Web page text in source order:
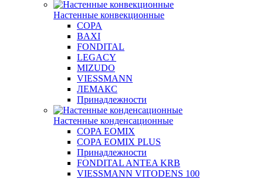
Настенные конвекционные
COPA
BAXI
FONDITAL
LEGACY
MIZUDO
VIESSMANN
ЛЕМАКС
Принадлежности
Настенные конденсационные
COPA EOMIX
COPA EOMIX PLUS
Принадлежности
FONDITAL ANTEA KRB
VIESSMANN VITODENS 100